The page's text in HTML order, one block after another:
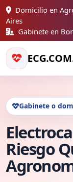
Domicilio en
Aires
Gabinete en
Gabinete o
Riesgo